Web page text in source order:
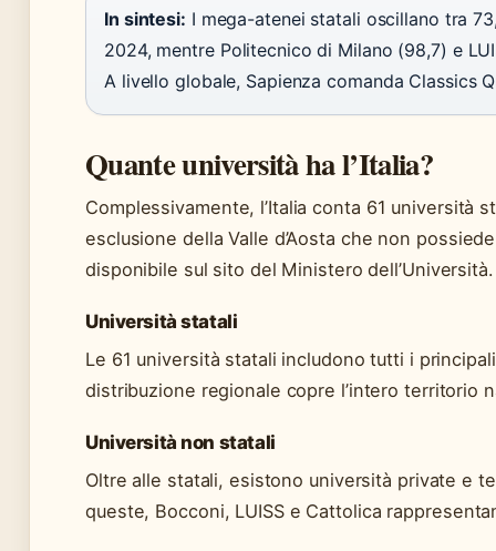
In sintesi: I mega-atenei statali oscillano tra
2024, mentre Politecnico di Milano (98,7) e
A livello globale, Sapienza comanda Classics
Quante università ha l’Italia?
Complessivamente, l’Italia conta 61 università
esclusione della Valle d’Aosta che non
disponibile sul sito del Ministero dell’Università.
Università statali
Le 61 università statali includono tutti i
distribuzione regionale copre l’intero territorio
Università non statali
Oltre alle statali, esistono università private e
queste, Bocconi, LUISS e Cattolica